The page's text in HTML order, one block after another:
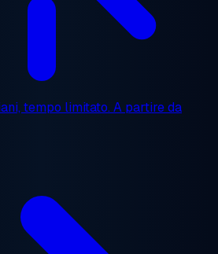
tempo limitato. A partire da